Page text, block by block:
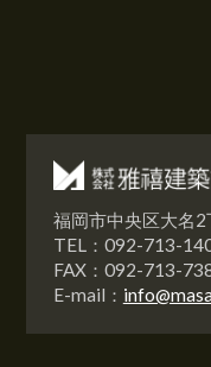
福岡市中央区大名
TEL：092-713-
FAX：092-713-
E-mail：